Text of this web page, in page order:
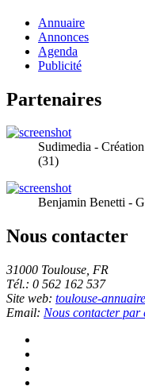
Annuaire
Annonces
Agenda
Publicité
Partenaires
Sudimedia -
(31)
Benjamin Benetti -
Nous contacter
31000 Toulouse, FR
Tél.: 0 562 162 537
Site web: toulouse-
Email: Nous contacter par